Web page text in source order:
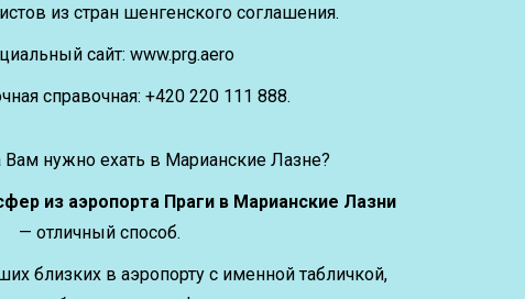
из стран шенгенского соглашения.
сайт: www.prg.aero
справочная: +420 220 111 888.
Вам нужно ехать в Марианские Лазне?
из аэропорта Праги в Марианские Лазни
— отличный способ.
близких в аэропорту с именной табличкой,